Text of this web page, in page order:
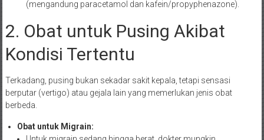
(mengandung paracetamol dan kafein/propyphenazone).
2. Obat untuk Pusing Akibat
Kondisi Tertentu
Terkadang, pusing bukan sekadar sakit kepala, tetapi sensasi
berputar (vertigo) atau gejala lain yang memerlukan jenis obat
berbeda.
Obat untuk Migrain: